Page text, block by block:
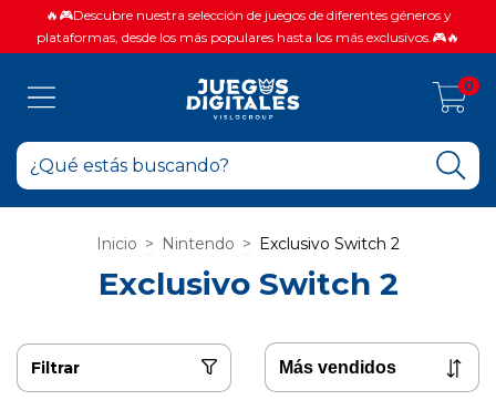
🔥🎮Descubre nuestra selección de juegos de diferentes géneros y
plataformas, desde los más populares hasta los más exclusivos.🎮🔥
0
Inicio > Nintendo > Exclusivo Switch 2
Exclusivo Switch 2
Filtrar